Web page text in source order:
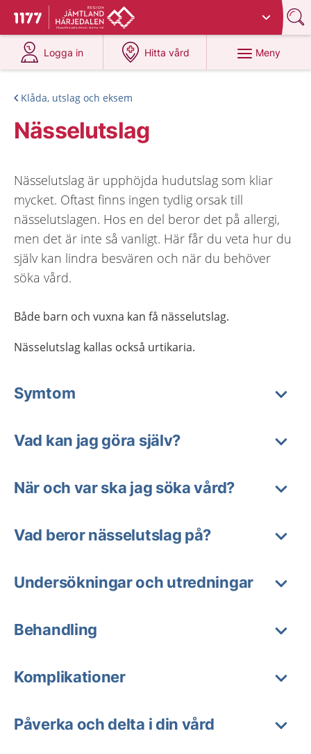
Till startsidan för 1177
Du har valt region
Logga in
på 1177.se
Hitta vård
på 1177.se
Meny
Klåda, utslag och eksem
Nässelutslag
Nässelutslag är upphöjda hudutslag som kliar
mycket. Oftast finns ingen tydlig orsak till
nässelutslagen. Hos en del beror det på allergi,
men det är inte så vanligt. Här får du veta hur du
själv kan lindra besvären och när du behöver
söka vård.
Både barn och vuxna kan få nässelutslag.
Nässelutslag kallas också urtikaria.
Symtom
Vad kan jag göra själv?
När och var ska jag söka vård?
Vad beror nässelutslag på?
Undersökningar och utredningar
Behandling
Komplikationer
Påverka och delta i din vård